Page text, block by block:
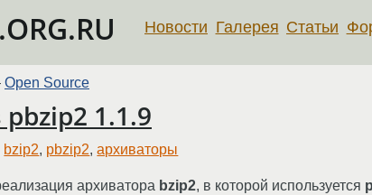
Новости Галерея Статьи
Open Source
1.1.9
bzip2, pbzip2,архиваторы
архиватора bzip2, в которой используется